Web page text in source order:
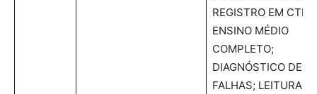
REGISTRO EM
ENSINO MÉDIO
COMPLETO;
DIAGNÓSTICO DE
FALHAS; LEITURA